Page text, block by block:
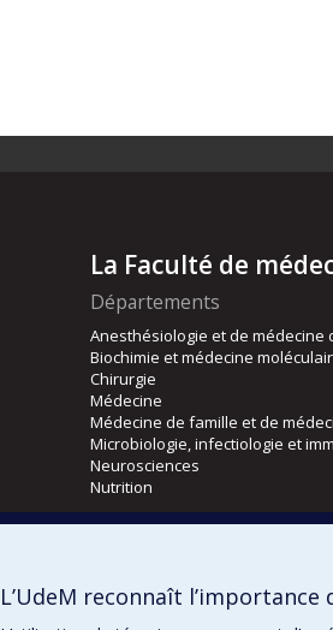
La Faculté de
Départements
Anesthésiologie et de médecine
Biochimie et médecine
Chirurgie
Médecine
Médecine de famille et de
Microbiologie, infectiologie et
Neurosciences
Nutrition
Orthophonie et audiologie
L’UdeM reconnaît